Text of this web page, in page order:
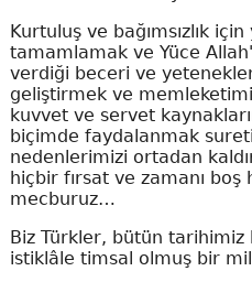
Kurtuluş ve bağımsızlık
tamamlamak ve Yüce
verdiği beceri ve
geliştirmek ve
kuvvet ve servet
biçimde faydalanmak
nedenlerimizi ortadan
hiçbir fırsat ve zamanı
mecburuz…
Biz Türkler, bütün
istiklâle timsal olmuş bir